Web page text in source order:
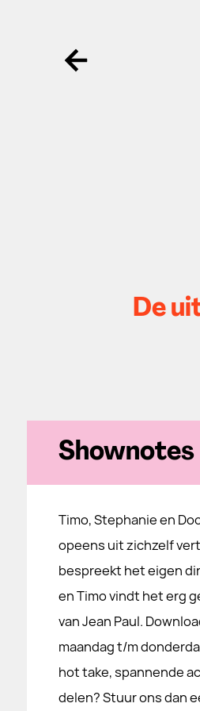
Ga
De
Shownotes
Timo, Stephanie en
opeens uit zichzelf
bespreekt het eigen
en Timo vindt het erg
van Jean Paul.
maandag t/m
hot take, spannende
delen? Stuur ons dan